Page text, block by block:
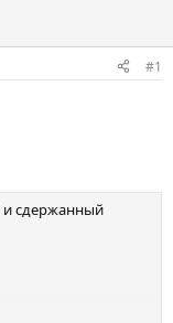
#1
и сдержанный